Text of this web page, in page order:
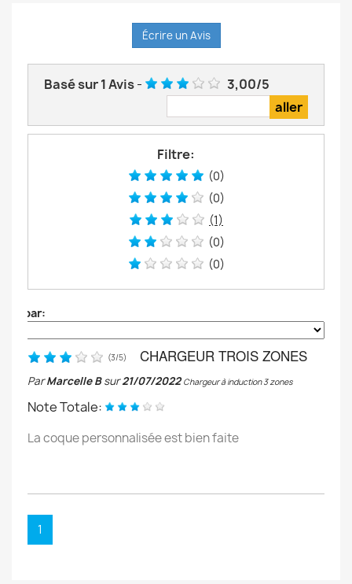
Écrire un Avis
Basé sur1Avis- 3,00/5
Filtre:
(0)
(0)
(1)
(0)
(0)
par:
(3/5) CHARGEUR TROIS ZONES
ParMarcelle Bsur21/07/2022 Chargeur à induction 3 zones
Note Totale:
La coque personnalisée est bien faite
1